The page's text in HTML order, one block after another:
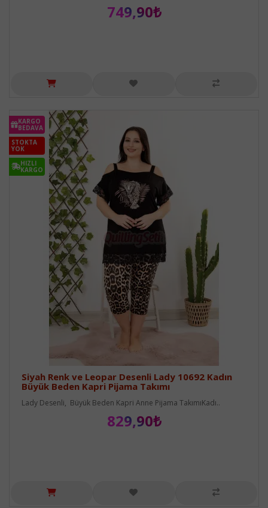
749,90₺
KARGO
BEDAVA
STOKTA
YOK
HIZLI
KARGO
Siyah Renk ve Leopar Desenli Lady 10692 Kadın
Büyük Beden Kapri Pijama Takımı
Lady Desenli, Büyük Beden Kapri Anne Pijama TakımıKadı..
829,90₺